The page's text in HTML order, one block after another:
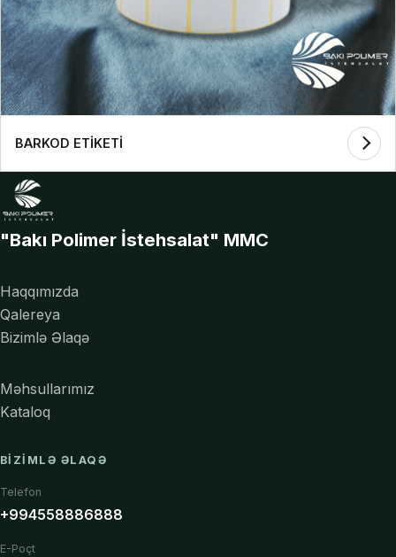
BARKOD ETİKETİ
"Bakı Polimer İstehsalat" MMC
Haqqımızda
Qalereya
Bizimlə Əlaqə
Məhsullarımız
Kataloq
BIZIMLƏ ƏLAQƏ
Telefon
+994558886888
E-Poçt